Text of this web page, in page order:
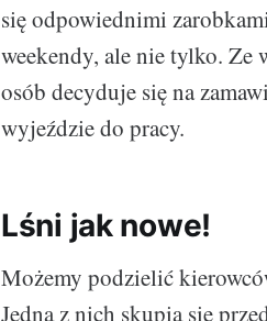
się odpowiednimi
weekendy, ale nie tylko. Ze
osób decyduje się na
wyjeździe do pracy.
Lśni jak nowe!
Możemy podzielić
Jedna z nich skupia się